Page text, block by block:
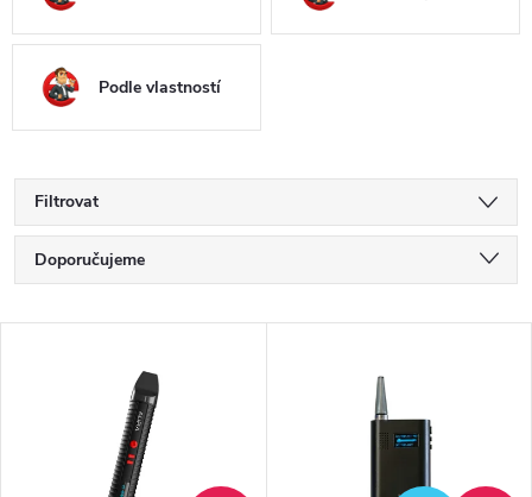
Podle vlastností
Filtrovat
Ř
a
Doporučujeme
Nejprodávanější